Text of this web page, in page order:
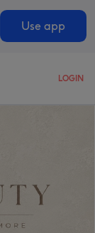
Use app
LOGIN